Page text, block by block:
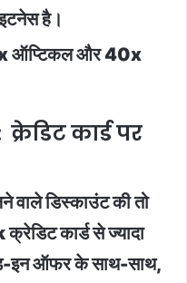
है।
8x ऑप्टिकल और 40x
कार्ड पर
वाले डिस्काउंट की तो
कार्ड से ज्यादा
इन ऑफर के साथ-साथ,